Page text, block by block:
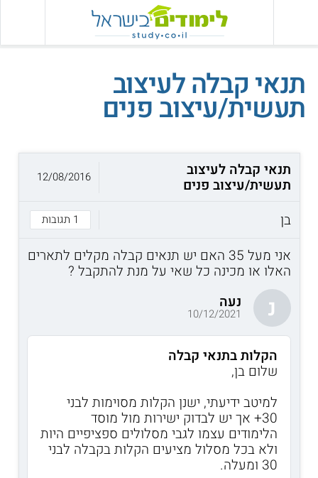
תנאי קבלה לעיצוב
תעשית/עיצוב פנים
תנאי קבלה לעיצוב
תעשית/עיצוב פנים
בן
1 תגובות
12/08/2016
אני מעל 35 האם יש תנאים קבלה מקלים לתארים
האלו או מכינה כל שאי על מנת להתקבל ?
נ נעה
10/12/2021
הקלות בתנאי קבלה
שלום בן,
למיטב ידיעתי, ישנן הקלות מסוימות לבני
30+ אך יש לבדוק ישירות מול מוסד
הלימודים עצמו לגבי מסלולים ספציפיים היות
ולא בכל מסלול מציעים הקלות בקבלה לבני
30 ומעלה.